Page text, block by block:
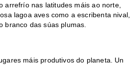
arrefrío nas latitudes máis ao norte,
lagoa aves como a escribenta nival,
branco das súas plumas.
máis produtivos do planeta. Un